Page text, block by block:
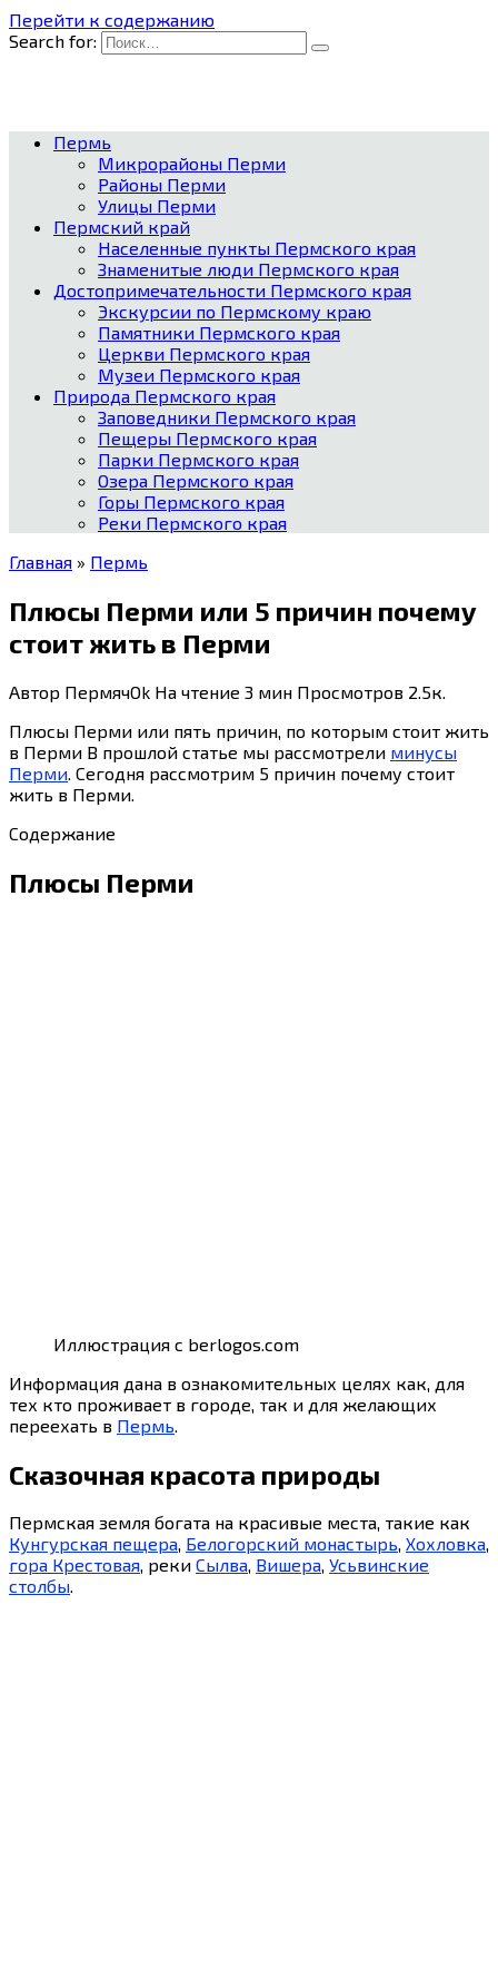
Перейти к содержанию
Search for:
Пермь
Микрорайоны Перми
Районы Перми
Улицы Перми
Пермский край
Населенные пункты Пермского края
Знаменитые люди Пермского края
Достопримечательности Пермского края
Экскурсии по Пермскому краю
Памятники Пермского края
Церкви Пермского края
Музеи Пермского края
Природа Пермского края
Заповедники Пермского края
Пещеры Пермского края
Парки Пермского края
Озера Пермского края
Горы Пермского края
Реки Пермского края
Главная » Пермь
Плюсы Перми или 5 причин почему
стоит жить в Перми
Автор ПермячOk На чтение 3 мин Просмотров 2.5к.
Плюсы Перми или пять причин, по которым стоит жить
в Перми В прошлой статье мы рассмотрели минусы
Перми. Сегодня рассмотрим 5 причин почему стоит
жить в Перми.
Содержание
Плюсы Перми
Иллюстрация с berlogos.com
Информация дана в ознакомительных целях как, для
тех кто проживает в городе, так и для желающих
переехать в Пермь
Сказочная красота природы
Пермская земля богата на красивые места, такие как
Кунгурская пещера, Белогорский монастырь, Хохловка,
гора Крестовая, реки Сылва, Вишера, Усьвинские
столбы.